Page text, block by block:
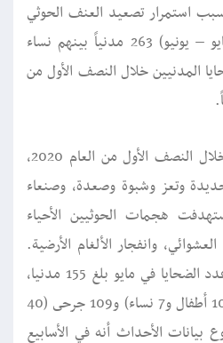
استمرار تصعيد العنف الحوثي
خلال الشهرين الماضين (مايو – يونيو) 263 مدنياً بينهم نساء
المدنيين خلال النصف الأول من
حوادث الضحايا المدنيين خلال النصف الأول من العام 2020،
وتعز وشبوة وصعدة، وصنعاء
هجمات الحوثيين الأحياء
وانفجار الألغام الأرضية.
وأفاد مشروع (CIMP) أن عدد الضحايا في مايو بلغ 155 مدنيا،
بما في ذلك 46 حالة وفاة (10 أطفال و7 نساء) و109 جرحى (40
مشروع بيانات الأحداث أنه في الأسابيع